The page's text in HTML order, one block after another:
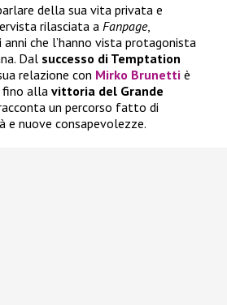
della sua vita privata e
rilasciata a Fanpage,
che l’hanno vista protagonista
Dal successo di Temptation
relazione con Mirko Brunetti è
alla vittoria del Grande
racconta un percorso fatto di
nuove consapevolezze.